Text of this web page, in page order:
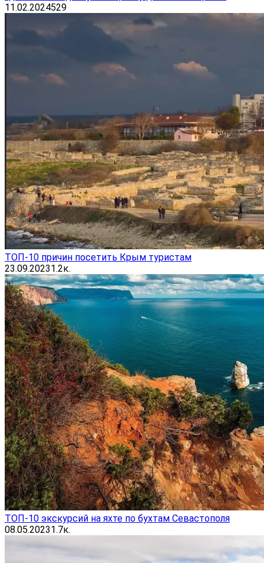
11.02.2024529
ТОП-10 причин посетить Крым туристам
23.09.20231.2к.
ТОП-10 экскурсий на яхте по бухтам Севастополя
08.05.20231.7к.